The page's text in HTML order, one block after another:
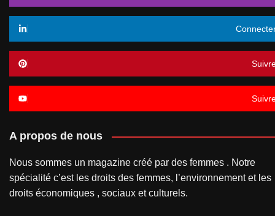
A propos de nous
Nous sommes un magazine créé par des femmes . Notre
spécialité c’est les droits des femmes, l’environnement et les
droits économiques , sociaux et culturels.